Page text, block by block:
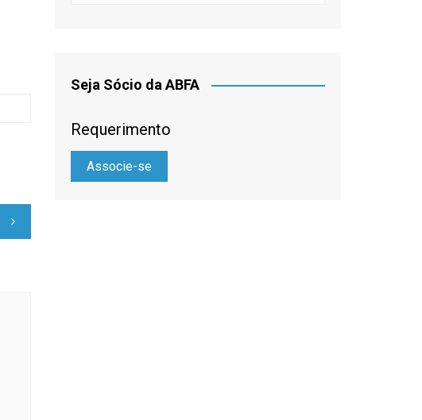
Seja Sócio da ABFA
Requerimento
Associe-se